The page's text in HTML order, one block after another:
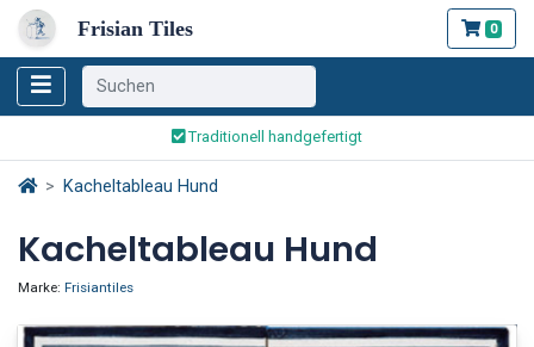
Frisian Tiles 0
Weltweiter Versand
Sicher bestellen und bezahlen
Weltweiter Versand
Kacheltableau Hund
Kacheltableau Hund
Marke: Frisiantiles